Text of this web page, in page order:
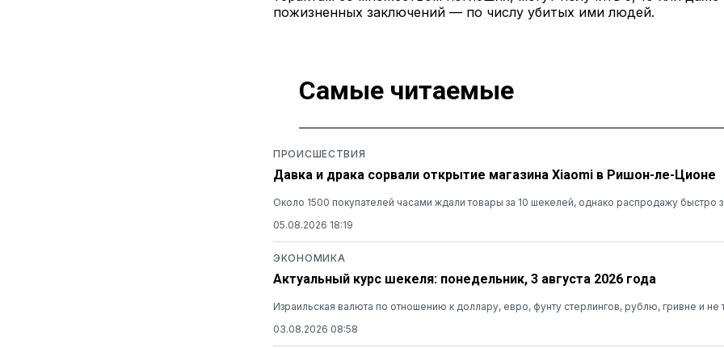
пожизненных заключений — по числу убитых ими людей.
Самые читаемые
ПРОИСШЕСТВИЯ
Давка и драка сорвали открытие магазина Xiaomi в Ришон-ле-Ционе
Около 1500 покупателей часами ждали товары за 10 шекелей, однако распродажу быстро
05.08.2026 18:19
ЭКОНОМИКА
Актуальный курс шекеля: понедельник, 3 августа 2026 года
Израильская валюта по отношению к доллару, евро, фунту стерлингов, рублю, гривне и не
03.08.2026 08:58